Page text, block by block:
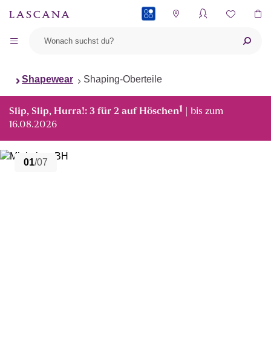
Shapewear Shaping-Oberteile
Slip, Slip, Hurra!: 3 für 2 auf Höschen1 | bis zum
16.08.2026
01/07